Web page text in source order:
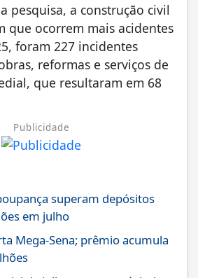
pesquisa, a construção civil
que ocorrem mais acidentes
foram 227 incidentes
reformas e serviços de
que resultaram em 68
Publicidade
superam depósitos
em julho
Mega-Sena; prêmio acumula